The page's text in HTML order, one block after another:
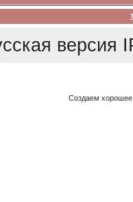
версия
Создаем